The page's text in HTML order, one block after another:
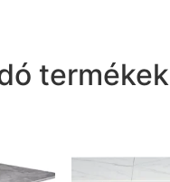
termékek